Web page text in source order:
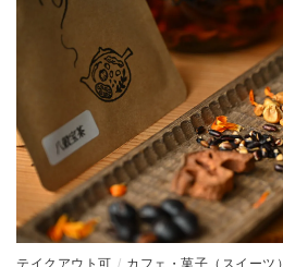
テイクアウト可 カフェ・菓子（スイーツ）